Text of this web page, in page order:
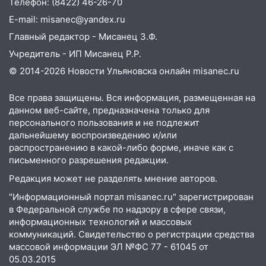
09:18 Из-за ливня заблокировано
движение трамваев в Ульяновске
09:15 Ураган, изнасилование ребенка,
важные итоги прошедшей недели в
08:20 В Ульяновске восстановили
трамвайную и троллейбусную
инфраструктуру после шторма
08:19 Внимание! В Цильнинском районе
пропал 67-летний мужчина
08:11 На Ульяновск снова надвигается
непогода
07:30 Евро-3 вместо Евро-5: что
означают классы бензина и можно ли
заливать «старое» топливо в
E-mail: misanec@yandex.ru
Главный редактор - Мисанец З.Ф.
Учредитель - ИП Мисанец Р.Р.
© 2014-2026 Новости Ульяновска онлайн misanec.ru
Все права защищены. Вся информация, размещенная на
данном веб-сайте, предназначена только для
персонального пользования и не подлежит
дальнейшему воспроизведению и/или
распространению в какой-либо форме, иначе как с
письменного разрешения редакции.
Редакция может не разделять мнение авторов.
"Информационный портал misanec.ru" зарегистрирован
в Федеральной службе по надзору в сфере связи,
информационных технологий и массовых
коммуникаций. Свидетельство о регистрации средства
массовой информации ЭЛ №ФС 77 - 61045 от
05.03.2015